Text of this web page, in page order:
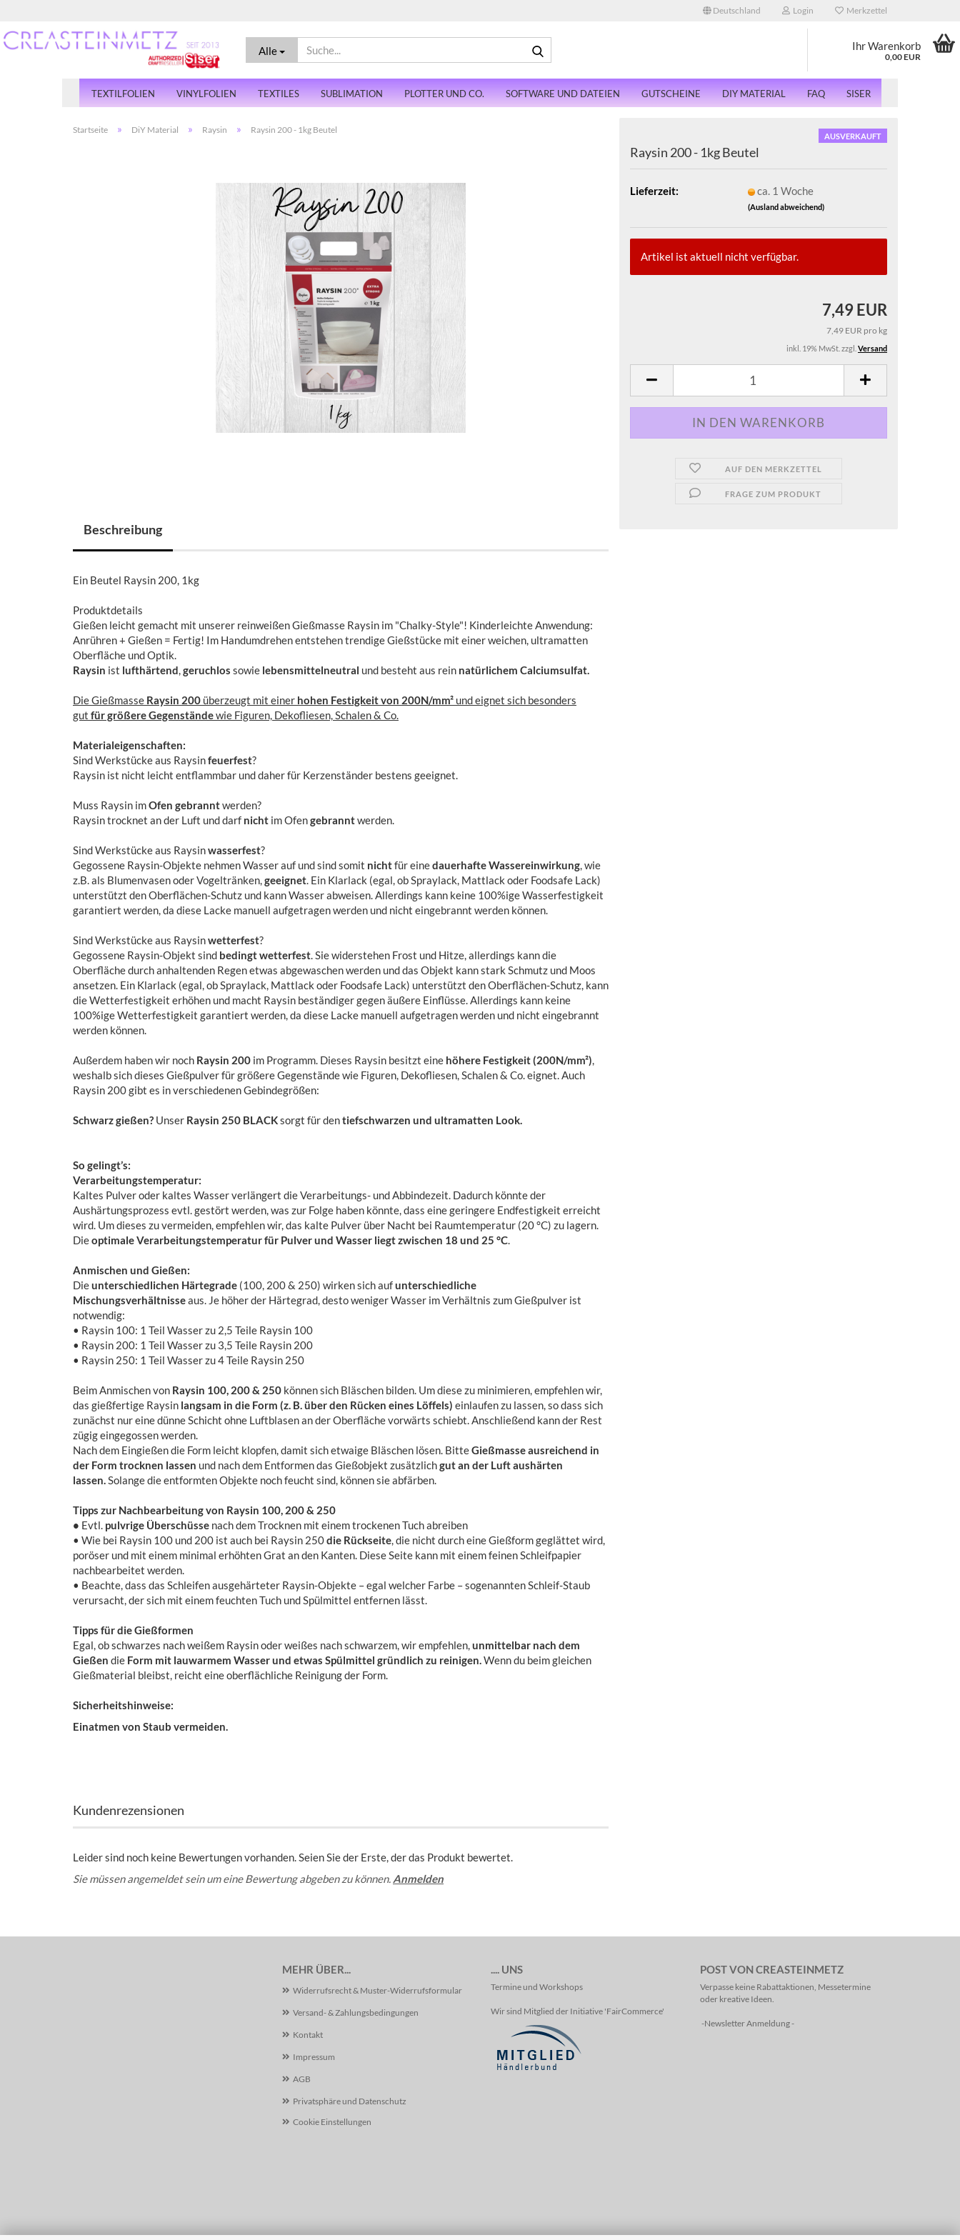
Deutschland Login Merkzettel
Alle Ihr Warenkorb
0,00 EUR
TEXTILFOLIEN VINYLFOLIEN TEXTILES SUBLIMATION PLOTTER UND CO. SOFTWARE UND DATEIEN GUTSCHEINE DIY MATERIAL FAQ SISER
Startseite » DiY Material » Raysin » Raysin 200 - 1kg Beutel
AUSVERKAUFT
Raysin 200 - 1kg Beutel
Lieferzeit: ca. 1 Woche
(Ausland abweichend)
Artikel ist aktuell nicht verfügbar.
7,49 EUR
7,49 EUR pro kg
inkl. 19% MwSt. zzgl. Versand
AUF DEN MERKZETTEL
FRAGE ZUM PRODUKT
Beschreibung
Ein Beutel Raysin 200, 1kg
Produktdetails
Gießen leicht gemacht mit unserer reinweißen Gießmasse Raysin im "Chalky-Style"! Kinderleichte Anwendung:
Anrühren + Gießen = Fertig! Im Handumdrehen entstehen trendige Gießstücke mit einer weichen, ultramatten
Oberfläche und Optik.
Raysin ist lufthärtend,geruchlos sowie lebensmittelneutral und besteht aus rein natürlichem Calciumsulfat.
Die Gießmasse Raysin 200 überzeugt mit einer hohen Festigkeit von 200N/mm² und eignet sich besonders
gut für größere Gegenständewie Figuren, Dekofliesen, Schalen & Co.
Materialeigenschaften:
Sind Werkstücke aus Raysinfeuerfest?
Raysin ist nicht leicht entflammbar und daher für Kerzenständer bestens geeignet.
Muss Raysin imOfen gebranntwerden?
Raysin trocknet an der Luft und darf nicht im Ofengebranntwerden.
Sind Werkstücke aus Raysinwasserfest?
Gegossene Raysin-Objekte nehmen Wasser auf und sind somit nichtfür einedauerhafte Wassereinwirkung, wie
z.B. als Blumenvasen oder Vogeltränken,geeignet. Ein Klarlack (egal, ob Spraylack, Mattlack oder Foodsafe Lack)
unterstützt den Oberflächen-Schutz und kann Wasser abweisen. Allerdings kann keine 100%ige Wasserfestigkeit
garantiert werden, da diese Lacke manuell aufgetragen werden und nicht eingebrannt werden können.
Sind Werkstücke aus Raysinwetterfest?
Gegossene Raysin-Objekt sind bedingt wetterfest. Sie widerstehen Frost und Hitze, allerdings kann die
Oberfläche durch anhaltenden Regen etwas abgewaschen werden und das Objekt kann stark Schmutz und Moos
ansetzen. Ein Klarlack (egal, ob Spraylack, Mattlack oder Foodsafe Lack) unterstützt den Oberflächen-Schutz, kann
die Wetterfestigkeit erhöhen und macht Raysin beständiger gegen äußere Einflüsse. Allerdings kann keine
100%ige Wetterfestigkeit garantiert werden, da diese Lacke manuell aufgetragen werden und nicht eingebrannt
werden können.
Außerdem haben wir noch Raysin 200 im Programm. Dieses Raysin besitzt eine höhere Festigkeit (200N/mm²),
weshalb sich dieses Gießpulver für größere Gegenstände wie Figuren, Dekofliesen, Schalen & Co. eignet. Auch
Raysin 200 gibt es in verschiedenen Gebindegrößen:
Schwarz gießen? Unser Raysin 250 BLACKsorgt für dentiefschwarzen und ultramatten Look.
So gelingt’s:
Verarbeitungstemperatur:
Kaltes Pulver oder kaltes Wasser verlängert die Verarbeitungs- und Abbindezeit. Dadurch könnte der
Aushärtungsprozess evtl. gestört werden, was zur Folge haben könnte, dass eine geringere Endfestigkeit erreicht
wird. Um dieses zu vermeiden, empfehlen wir, das kalte Pulver über Nacht bei Raumtemperatur (20 °C) zu lagern.
Dieoptimale Verarbeitungstemperatur für Pulver und Wasser liegt zwischen 18 und 25 °C.
Anmischen und Gießen:
Dieunterschiedlichen Härtegrade (100, 200 & 250) wirken sich aufunterschiedliche
Mischungsverhältnisseaus. Je höher der Härtegrad, desto weniger Wasser im Verhältnis zum Gießpulver ist
notwendig:
• Raysin 100: 1 Teil Wasser zu 2,5 Teile Raysin 100
• Raysin 200: 1 Teil Wasser zu 3,5 Teile Raysin 200
• Raysin 250: 1 Teil Wasser zu 4 Teile Raysin 250
Beim Anmischen von Raysin 100, 200 & 250 können sich Bläschen bilden. Um diese zu minimieren, empfehlen wir,
das gießfertige Raysin langsam in die Form (z. B. über den Rücken eines Löffels) einlaufen zu lassen, so dass sich
zunächst nur eine dünne Schicht ohne Luftblasen an der Oberfläche vorwärts schiebt. Anschließend kann der Rest
zügig eingegossen werden.
Nach dem Eingießen die Form leicht klopfen, damit sich etwaige Bläschen lösen. BitteGießmasse ausreichend in
der Form trocknen lassen und nach dem Entformen das Gießobjekt zusätzlichgut an der Luft aushärten
lassen.Solange die entformten Objekte noch feucht sind, können sie abfärben.
Tipps zur Nachbearbeitung von Raysin 100, 200 & 250
• Evtl. pulvrige Überschüsse nach dem Trocknen mit einem trockenen Tuch abreiben
• Wie bei Raysin 100 und 200 ist auch bei Raysin 250die Rückseite, die nicht durch eine Gießform geglättet wird,
poröser und mit einem minimal erhöhten Grat an den Kanten. Diese Seite kann mit einem feinen Schleifpapier
nachbearbeitet werden.
• Beachte, dass das Schleifen ausgehärteter Raysin-Objekte – egal welcher Farbe – sogenannten Schleif-Staub
verursacht, der sich mit einem feuchten Tuch und Spülmittel entfernen lässt.
Tipps für die Gießformen
Egal, ob schwarzes nach weißem Raysin oder weißes nach schwarzem, wir empfehlen,unmittelbar nach dem
Gießen die Form mit lauwarmem Wasser und etwas Spülmittel gründlich zu reinigen.Wenn du beim gleichen
Gießmaterial bleibst, reicht eine oberflächliche Reinigung der Form.
Sicherheitshinweise:
Einatmen von Staub vermeiden.
Kundenrezensionen
Leider sind noch keine Bewertungen vorhanden. Seien Sie der Erste, der das Produkt bewertet.
Sie müssen angemeldet sein um eine Bewertung abgeben zu können. Anmelden
MEHR ÜBER...
Widerrufsrecht & Muster-Widerrufsformular
Versand- & Zahlungsbedingungen
Kontakt
Impressum
AGB
Privatsphäre und Datenschutz
Cookie Einstellungen
.... UNS
Termine und Workshops
Wir sind Mitglied der Initiative 'FairCommerce'
POST VON CREASTEINMETZ
Verpasse keine Rabattaktionen, Messetermine
oder kreative Ideen.
-Newsletter Anmeldung -